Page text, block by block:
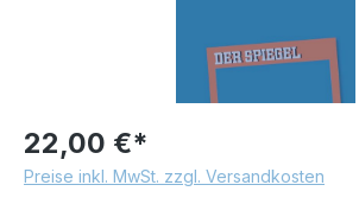
22,00 €*
Preise inkl. MwSt. zzgl. Versandkosten